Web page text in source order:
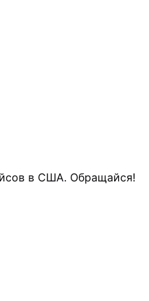
в США. Обращайся!